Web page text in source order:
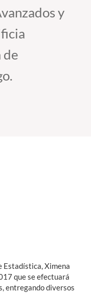
y
de
Ximena
que se efectuará
entregando diversos